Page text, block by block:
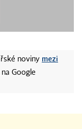
noviny mezi
na Google